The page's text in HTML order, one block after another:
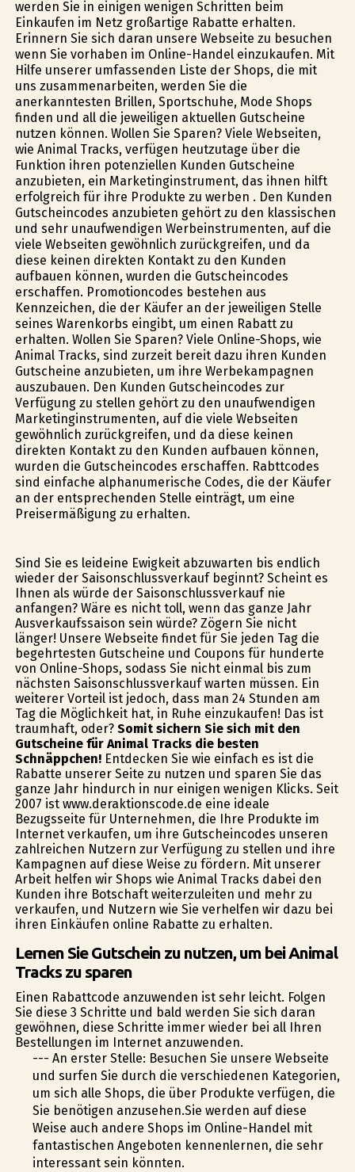
werden Sie in einigen wenigen Schritten beim
Einkaufen im Netz großartige Rabatte erhalten.
Erinnern Sie sich daran unsere Webseite zu besuchen
wenn Sie vorhaben im Online-Handel einzukaufen. Mit
Hilfe unserer umfassenden Liste der Shops, die mit
uns zusammenarbeiten, werden Sie die
anerkanntesten Brillen, Sportschuhe, Mode Shops
finden und all die jeweiligen aktuellen Gutscheine
nutzen können. Wollen Sie Sparen? Viele Webseiten,
wie Animal Tracks, verfügen heutzutage über die
Funktion ihren potenziellen Kunden Gutscheine
anzubieten, ein Marketinginstrument, das ihnen hilft
erfolgreich für ihre Produkte zu werben . Den Kunden
Gutscheincodes anzubieten gehört zu den klassischen
und sehr unaufwendigen Werbeinstrumenten, auf die
viele Webseiten gewöhnlich zurückgreifen, und da
diese keinen direkten Kontakt zu den Kunden
aufbauen können, wurden die Gutscheincodes
erschaffen. Promotioncodes bestehen aus
Kennzeichen, die der Käufer an der jeweiligen Stelle
seines Warenkorbs eingibt, um einen Rabatt zu
erhalten. Wollen Sie Sparen? Viele Online-Shops, wie
Animal Tracks, sind zurzeit bereit dazu ihren Kunden
Gutscheine anzubieten, um ihre Werbekampagnen
auszubauen. Den Kunden Gutscheincodes zur
Verfügung zu stellen gehört zu den unaufwendigen
Marketinginstrumenten, auf die viele Webseiten
gewöhnlich zurückgreifen, und da diese keinen
direkten Kontakt zu den Kunden aufbauen können,
wurden die Gutscheincodes erschaffen. Rabttcodes
sind einfache alphanumerische Codes, die der Käufer
an der entsprechenden Stelle einträgt, um eine
Preisermäßigung zu erhalten.
Sind Sie es leideine Ewigkeit abzuwarten bis endlich
wieder der Saisonschlussverkauf beginnt? Scheint es
Ihnen als würde der Saisonschlussverkauf nie
anfangen? Wäre es nicht toll, wenn das ganze Jahr
Ausverkaufssaison sein würde? Zögern Sie nicht
länger! Unsere Webseite findet für Sie jeden Tag die
begehrtesten Gutscheine und Coupons für hunderte
von Online-Shops, sodass Sie nicht einmal bis zum
nächsten Saisonschlussverkauf warten müssen. Ein
weiterer Vorteil ist jedoch, dass man 24 Stunden am
Tag die Möglichkeit hat, in Ruhe einzukaufen! Das ist
traumhaft, oder? Somit sichern Sie sich mit den
Gutscheine für Animal Tracks die besten
Schnäppchen!Entdecken Sie wie einfach es ist die
Rabatte unserer Seite zu nutzen und sparen Sie das
ganze Jahr hindurch in nur einigen wenigen Klicks. Seit
2007 ist www.deraktionscode.de eine ideale
Bezugsseite für Unternehmen, die Ihre Produkte im
Internet verkaufen, um ihre Gutscheincodes unseren
zahlreichen Nutzern zur Verfügung zu stellen und ihre
Kampagnen auf diese Weise zu fördern. Mit unserer
Arbeit helfen wir Shops wie Animal Tracks dabei den
Kunden ihre Botschaft weiterzuleiten und mehr zu
verkaufen, und Nutzern wie Sie verhelfen wir dazu bei
ihren Einkäufen online Rabatte zu erhalten.
Lernen Sie Gutschein zu nutzen, um bei Animal
Tracks zu sparen
Einen Rabattcode anzuwenden ist sehr leicht. Folgen
Sie diese 3 Schritte und bald werden Sie sich daran
gewöhnen, diese Schritte immer wieder bei all Ihren
Bestellungen im Internet anzuwenden.
--- An erster Stelle: Besuchen Sie unsere Webseite
und surfen Sie durch die verschiedenen Kategorien,
um sich alle Shops, die über Produkte verfügen, die
Sie benötigen anzusehen.Sie werden auf diese
Weise auch andere Shops im Online-Handel mit
fantastischen Angeboten kennenlernen, die sehr
interessant sein könnten.